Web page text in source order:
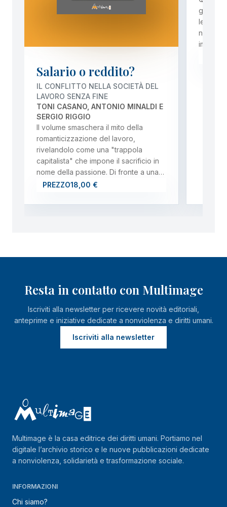
Salario o reddito?
IL CONFLITTO NELLA SOCIETÀ DEL
LAVORO SENZA FINE
TONI CASANO, ANTONIO MINALDI E
SERGIO RIGGIO
Il volume smaschera il mito della
romanticizzazione del lavoro,
rivelandolo come una "trappola
capitalista" che impone il sacrificio in
nome della passione. Di fronte a una…
PREZZO18,00 €
lente
nesso
Resta in contatto con Multimage
Iscriviti alla newsletter per ricevere novità editoriali,
anteprime e iniziative dedicate a nonviolenza e diritti umani.
Iscriviti alla newsletter
Multimage è la casa editrice dei diritti umani. Portiamo nel
digitale l’archivio storico e le nuove pubblicazioni dedicate
a nonviolenza, solidarietà e trasformazione sociale.
INFORMAZIONI
Chi siamo?